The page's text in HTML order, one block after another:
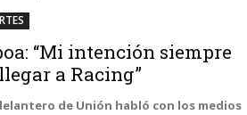
“Mi intención siempre
a Racing”
de Unión habló con los medios